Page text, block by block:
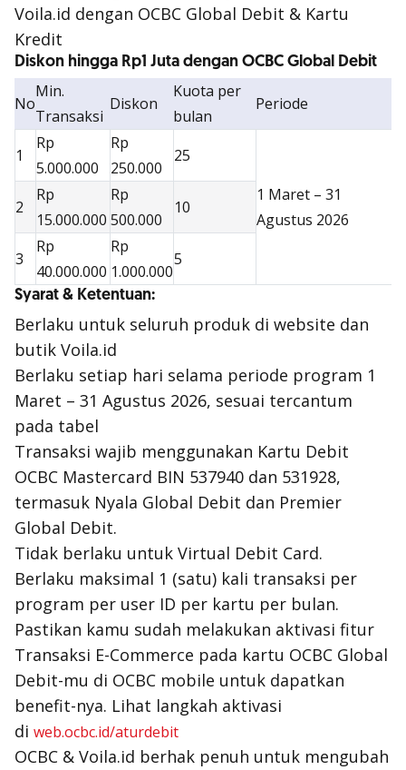
Voila.id dengan OCBC Global Debit & Kartu
Kredit
Diskon hingga Rp1 Juta dengan OCBC Global Debit
No
Min.
Transaksi
Diskon
Kuota per
bulan
Periode
1
Rp
5.000.000
Rp
250.000
25
1 Maret – 31
Agustus 2026
2
Rp
15.000.000
Rp
500.000
10
3
Rp
40.000.000
Rp
1.000.000
5
Syarat & Ketentuan:
Berlaku untuk seluruh produk di website dan
butik Voila.id
Berlaku setiap hari selama periode program 1
Maret – 31 Agustus 2026, sesuai tercantum
pada tabel
Transaksi wajib menggunakan Kartu Debit
OCBC Mastercard BIN 537940 dan 531928,
termasuk Nyala Global Debit dan Premier
Global Debit.
Tidak berlaku untuk Virtual Debit Card.
Berlaku maksimal 1 (satu) kali transaksi per
program per user ID per kartu per bulan.
Pastikan kamu sudah melakukan aktivasi fitur
Transaksi E-Commerce pada kartu OCBC Global
Debit-mu di OCBC mobile untuk dapatkan
benefit-nya. Lihat langkah aktivasi
di web.ocbc.id/aturdebit
OCBC & Voila.id berhak penuh untuk mengubah